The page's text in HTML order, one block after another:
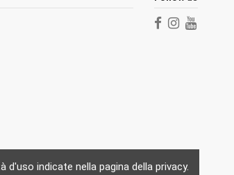
indicate nella pagina della privacy.